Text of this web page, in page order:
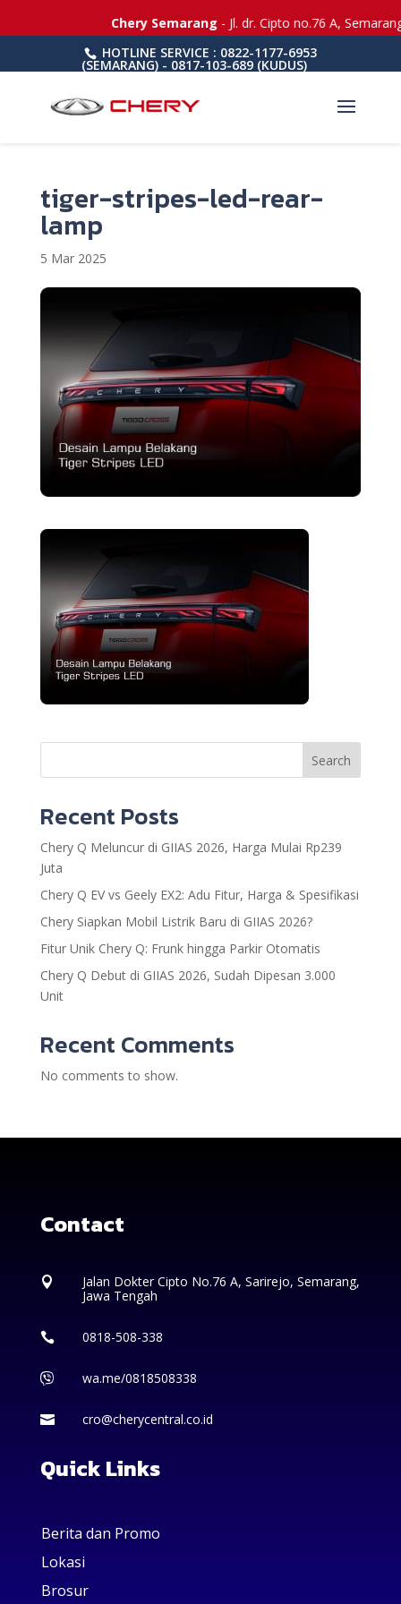
HOTLINE SERVICE : 0822-1177-6953
(SEMARANG) - 0817-103-689 (KUDUS)
tiger-stripes-led-rear-
lamp
5 Mar 2025
Chery Semarang- Jl. dr. Cipto no.76 A,
Search
Recent Posts
Chery Q Meluncur di GIIAS 2026, Harga Mulai Rp239
Juta
Chery Q EV vs Geely EX2: Adu Fitur, Harga & Spesifikasi
Chery Siapkan Mobil Listrik Baru di GIIAS 2026?
Fitur Unik Chery Q: Frunk hingga Parkir Otomatis
Chery Q Debut di GIIAS 2026, Sudah Dipesan 3.000
Unit
Recent Comments
No comments to show.
Contact

Jalan Dokter Cipto No.76 A, Sarirejo, Semarang,
Jawa Tengah
 0818-508-338
 wa.me/0818508338
 cro@cherycentral.co.id
Quick Links
Berita dan Promo
Lokasi
Brosur